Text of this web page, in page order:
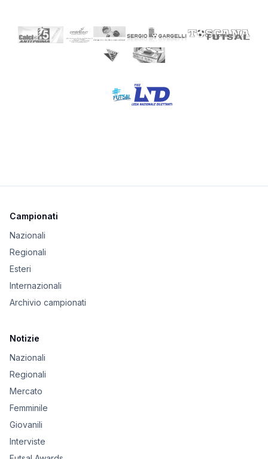
Campionati
Nazionali
Regionali
Esteri
Internazionali
Archivio campionati
Notizie
Nazionali
Regionali
Mercato
Femminile
Giovanili
Interviste